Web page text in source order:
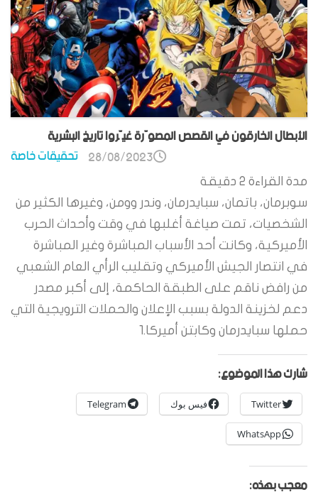
الأبطال الخارقون في القصص المصوّرة غيّروا تاريخ البشرية
تحقيقات خاصة 28/08/2023
مدة القراءة 2 دقيقة
سوبرمان، باتمان، سبايدرمان، وندر وومن، وغيرها الكثير من
الشخصيات، تمت صياغة أغلبها في وقت وأحداث الحرب
الأميركية، وكانت أحد الأسباب المباشرة وغير المباشرة
في انتصار الجيش الأميركي وتقليب الرأي العام الشعبي
من رافض ناقم على الطبقة الحاكمة، إلى أكبر مصدر
دعم لخزينة الدولة بسبب الإعلان والحملات الترويجية التي
حملها سبايدرمان وكابتن أميركا.1
شارك هذا الموضوع:
Twitter فيس بوك Telegram
WhatsApp
معجب بهذه: